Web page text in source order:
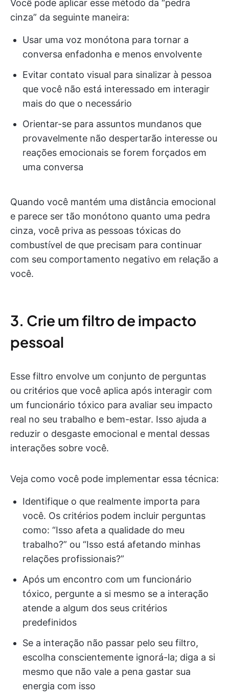
Você pode aplicar esse método da “pedra
cinza” da seguinte maneira:
Usar uma voz monótona para tornar a
conversa enfadonha e menos envolvente
Evitar contato visual para sinalizar à pessoa
que você não está interessado em interagir
mais do que o necessário
Orientar-se para assuntos mundanos que
provavelmente não despertarão interesse ou
reações emocionais se forem forçados em
uma conversa
Quando você mantém uma distância emocional
e parece ser tão monótono quanto uma pedra
cinza, você priva as pessoas tóxicas do
combustível de que precisam para continuar
com seu comportamento negativo em relação a
você.
3. Crie um filtro de impacto
pessoal
Esse filtro envolve um conjunto de perguntas
ou critérios que você aplica após interagir com
um funcionário tóxico para avaliar seu impacto
real no seu trabalho e bem-estar. Isso ajuda a
reduzir o desgaste emocional e mental dessas
interações sobre você.
Veja como você pode implementar essa técnica:
Identifique o que realmente importa para
você. Os critérios podem incluir perguntas
como: “Isso afeta a qualidade do meu
trabalho?” ou “Isso está afetando minhas
relações profissionais?”
Após um encontro com um funcionário
tóxico, pergunte a si mesmo se a interação
atende a algum dos seus critérios
predefinidos
Se a interação não passar pelo seu filtro,
escolha conscientemente ignorá-la; diga a si
mesmo que não vale a pena gastar sua
energia com isso